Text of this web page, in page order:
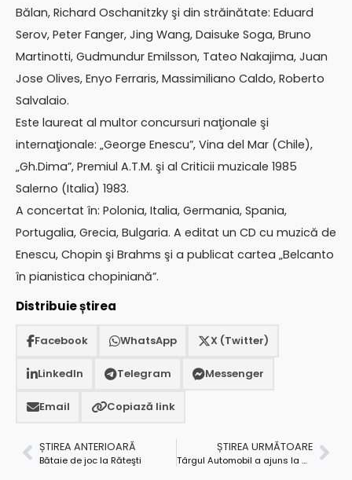
Bălan, Richard Oschanitzky şi din străinătate: Eduard
Serov, Peter Fanger, Jing Wang, Daisuke Soga, Bruno
Martinotti, Gudmundur Emilsson, Tateo Nakajima, Juan
Jose Olives, Enyo Ferraris, Massimiliano Caldo, Roberto
Salvalaio.
Este laureat al multor concursuri naţionale şi
internaţionale: „George Enescu”, Vina del Mar (Chile),
„Gh.Dima”, Premiul A.T.M. şi al Criticii muzicale 1985
Salerno (Italia) 1983.
A concertat în: Polonia, Italia, Germania, Spania,
Portugalia, Grecia, Bulgaria. A editat un CD cu muzică de
Enescu, Chopin şi Brahms şi a publicat cartea „Belcanto
în pianistica chopiniană”.
Distribuie știrea
Facebook WhatsApp X (Twitter)
LinkedIn Telegram Messenger
Email Copiază link
ȘTIREA ANTERIOARĂ
Bătaie de joc la Răteşti
ȘTIREA URMĂTOARE
Târgul Automobil a ajuns la a XXI-a ediţie